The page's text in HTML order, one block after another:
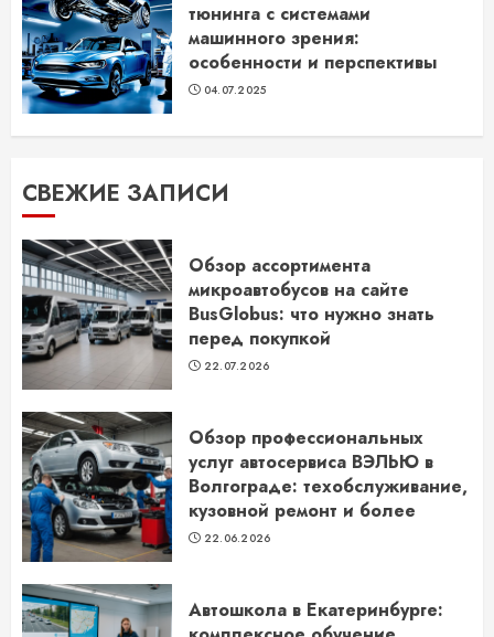
тюнинга с системами
машинного зрения:
особенности и перспективы
04.07.2025
СВЕЖИЕ ЗАПИСИ
Обзор ассортимента
микроавтобусов на сайте
BusGlobus: что нужно знать
перед покупкой
22.07.2026
Обзор профессиональных
услуг автосервиса ВЭЛЬЮ в
Волгограде: техобслуживание,
кузовной ремонт и более
22.06.2026
Автошкола в Екатеринбурге: